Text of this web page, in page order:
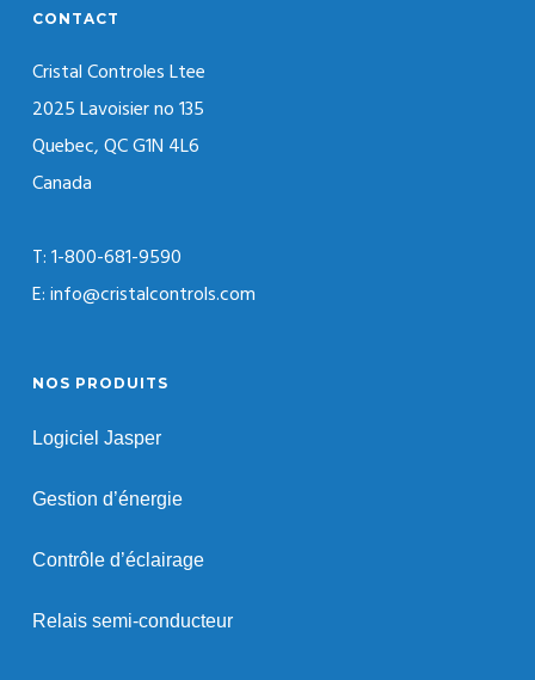
CONTACT
Cristal Controles Ltee
2025 Lavoisier no 135
Quebec, QC G1N 4L6
Canada
T: 1-800-681-9590
E: info@cristalcontrols.com
NOS PRODUITS
Logiciel Jasper
Gestion d’énergie
Contrôle d’éclairage
Relais semi-conducteur